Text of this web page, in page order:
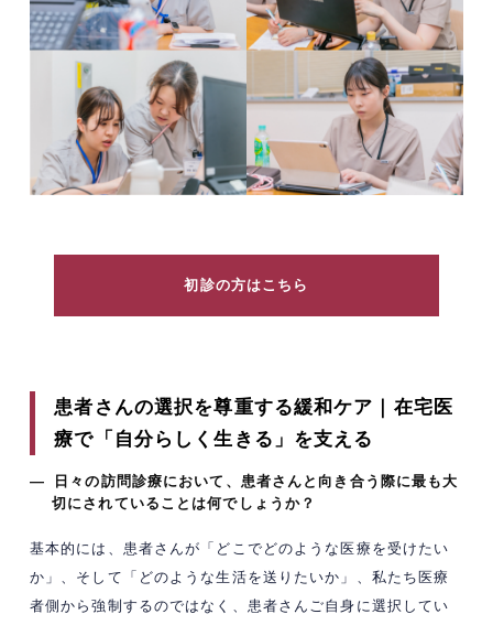
初診の方はこちら
患者さんの選択を尊重する緩和ケア｜在宅医
療で「自分らしく生きる」を支える
— 日々の訪問診療において、患者さんと向き合う際に最も大
切にされていることは何でしょうか？
基本的には、患者さんが「どこでどのような医療を受けたい
か」、そして「どのような生活を送りたいか」、私たち医療
者側から強制するのではなく、患者さんご自身に選択してい